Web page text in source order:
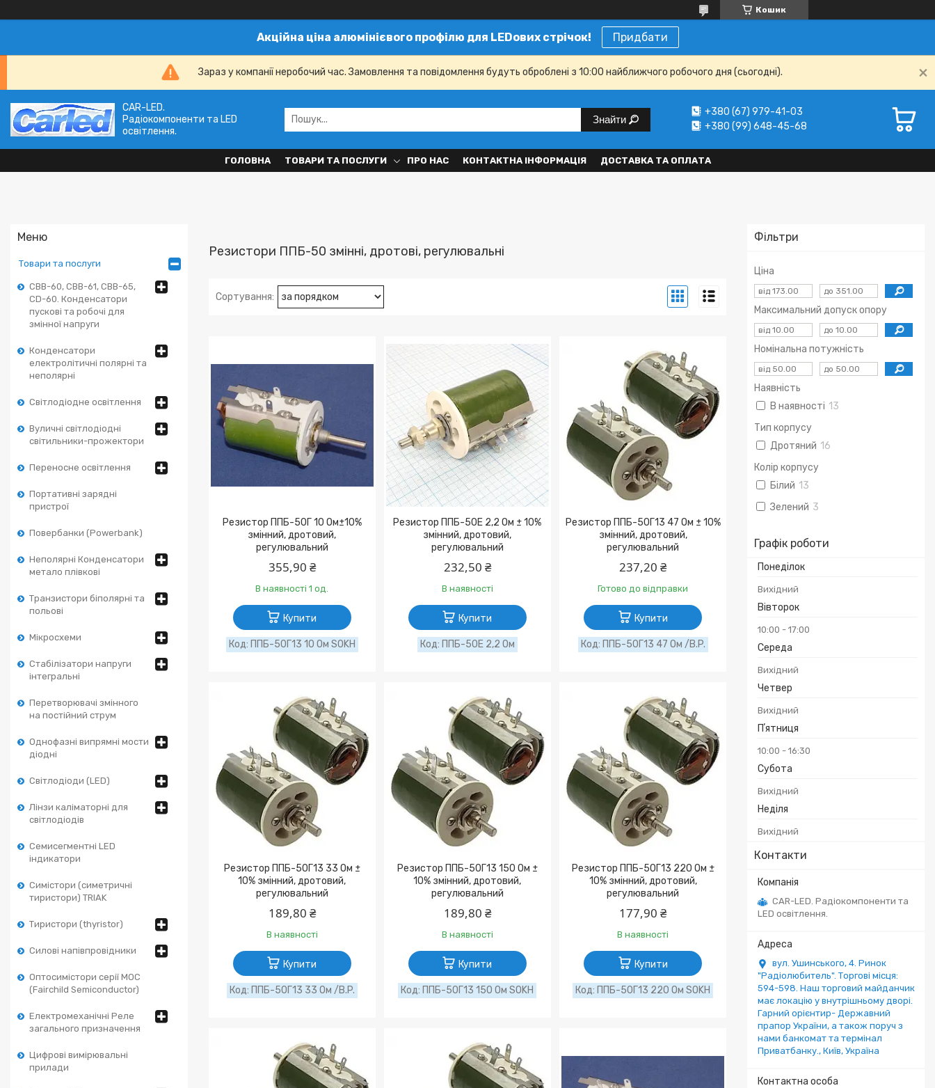
Кошик
Акційна ціна алюмінієвого профілю для LEDових стрічок! Придбати
Зараз у компанії неробочий час. Замовлення та повідомлення будуть оброблені з 10:00 найближчого робочого дня (сьогодні).
CAR-LED.
Радіокомпоненти та LED
освітлення.
Знайти
+380 (67) 979-41-03
+380 (99) 648-45-68
ГОЛОВНА ТОВАРИ ТА ПОСЛУГИ ПРО НАС КОНТАКТНА ІНФОРМАЦІЯ ДОСТАВКА ТА ОПЛАТА
Товари та послуги
CBB-60, CBB-61, CBB-65,
CD-60. Конденсатори
пускові та робочі для
змінної напруги
Конденсатори
електролітичні полярні та
неполярні
Світлодіодне освітлення
Вуличні світлодіодні
світильники-прожектори
Переносне освітлення
Портативні зарядні
пристрої
Повербанки (Powerbank)
Неполярні Конденсатори
метало плівкові
Транзистори біполярні та
польові
Мікросхеми
Стабілізатори напруги
інтегральні
Перетворювачі змінного
на постійний струм
Однофазні випрямні мости
діодні
Світлодіоди (LED)
Лінзи каліматорні для
світлодіодів
Семисегментні LED
індикатори
Симістори (симетричні
тиристори) TRIAK
Тиристори (thyristor)
Силові напівпровідники
Оптосимістори серії MOC
(Fairchild Semiconductor)
Електромеханічні Реле
загального призначення
Цифрові вимірювальні
прилади
Фільтри
Ціна
Максимальний допуск опору
Номінальна потужність
Наявність
В наявності 13
Тип корпусу
Дротяний 16
Колір корпусу
Білий 13
Зелений 3
Графік роботи
Понеділок
Вихідний
Вівторок
10:00 17:00
Середа
Вихідний
Четвер
Вихідний
Пʼятниця
10:00 16:30
Субота
Вихідний
Неділя
Вихідний
Контакти
CAR-LED. Радіокомпоненти та
LED освітлення.
вул. Ушинського, 4. Ринок
"Радіолюбитель". Торгові місця:
594-598. Наш торговий майданчик
має локацію у внутрішньому дворі.
Гарний орієнтир- Державний
прапор України, а також поруч з
нами банкомат та термінал
Приватбанку., Київ, Україна
Резистори ППБ-50 змінні, дротові, регулювальні
Резистор ППБ-50Г 10 Ом±10%
змінний, дротовий,
регулювальний
355,90 ₴
В наявності 1 од.
Купити
ППБ-50Г13 10 Ом SOKH
Резистор ППБ-50Е 2,2 Ом ± 10%
змінний, дротовий,
регулювальний
232,50 ₴
В наявності
Купити
ППБ-50Е 2,2 Ом
Резистор ППБ-50Г13 47 Ом ± 10%
змінний, дротовий,
регулювальний
237,20 ₴
Готово до відправки
Купити
ППБ-50Г13 47 Ом /B.P.
Резистор ППБ-50Г13 33 Ом ±
10% змінний, дротовий,
регулювальний
189,80 ₴
В наявності
Купити
ППБ-50Г13 33 Ом /B.P.
Резистор ППБ-50Г13 150 Ом ±
10% змінний, дротовий,
регулювальний
189,80 ₴
В наявності
Купити
ППБ-50Г13 150 Ом SOKH
Резистор ППБ-50Г13 220 Ом ±
10% змінний, дротовий,
регулювальний
177,90 ₴
В наявності
Купити
ППБ-50Г13 220 Ом SOKH